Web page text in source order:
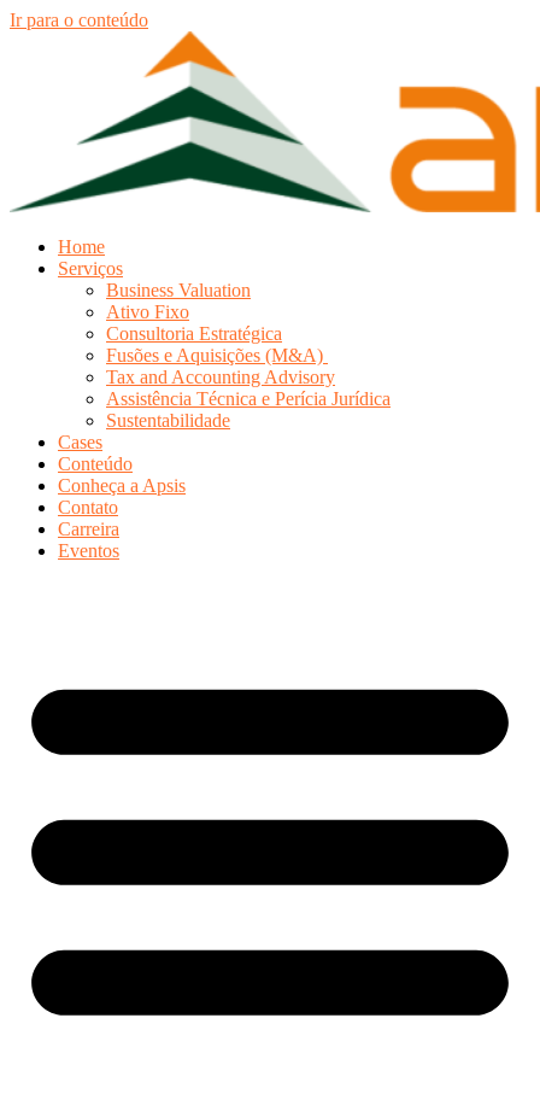
Ir para o conteúdo
Home
Serviços
Business Valuation
Ativo Fixo
Consultoria Estratégica
Fusões e Aquisições (M&A)
Tax and Accounting Advisory
Assistência Técnica e Perícia Jurídica
Sustentabilidade
Cases
Conteúdo
Conheça a Apsis
Contato
Carreira
Eventos